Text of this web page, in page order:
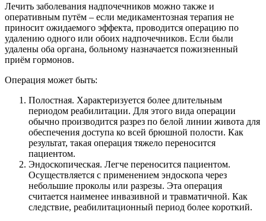
Лечить заболевания надпочечников можно также и
оперативным путём – если медикаментозная терапия не
приносит ожидаемого эффекта, проводится операцию по
удалению одного или обоих надпочечников. Если были
удалены оба органа, больному назначается пожизненный
приём гормонов.
Операция может быть:
Полостная. Характеризуется более длительным
периодом реабилитации. Для этого вида операции
обычно производится разрез по белой линии живота для
обеспечения доступа ко всей брюшной полости. Как
результат, такая операция тяжело переносится
пациентом.
Эндоскопическая. Легче переносится пациентом.
Осуществляется с применением эндоскопа через
небольшие проколы или разрезы. Эта операция
считается наименее инвазивной и травматичной. Как
следствие, реабилитационный период более короткий.